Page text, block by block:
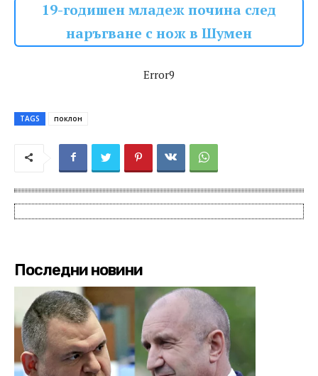
19-годишен младеж почина след
наръгване с нож в Шумен
Error9
TAGS поклон
Последни новини